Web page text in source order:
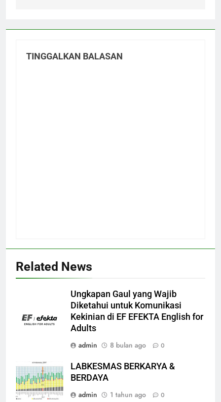
TINGGALKAN BALASAN
Related News
Ungkapan Gaul yang Wajib
Diketahui untuk Komunikasi
Kekinian di EF EFEKTA English for
Adults
admin
8 bulan ago 0
LABKESMAS BERKARYA &
BERDAYA
admin
1 tahun ago 0